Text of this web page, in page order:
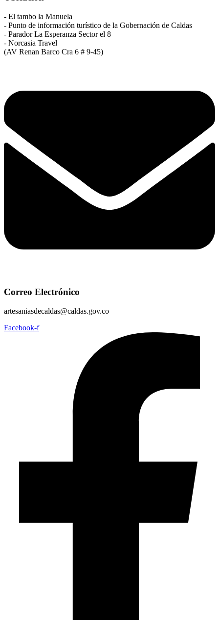
- El tambo la Manuela
- Punto de información turístico de la Gobernación de Caldas
- Parador La Esperanza Sector el 8
- Norcasia Travel
(AV Renan Barco Cra 6 # 9-45)
Correo Electrónico
artesaniasdecaldas@caldas.gov.co
Facebook-f